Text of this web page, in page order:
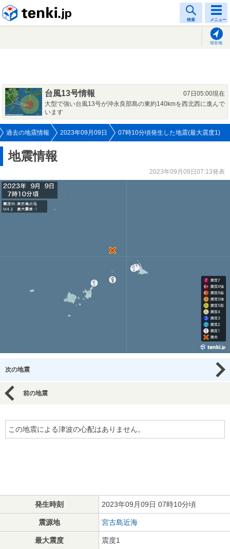
検索 メニュー
現在地
台風13号情報
07日05:00現在
大型で強い台風13号が沖永良部島の東約140kmを西北西に進んで
います
過去の地震情報 2023年09月09日 07時10分頃発生した地震(最大震度1)
地震情報
2023年09月09日07:13発表
次の地震
前の地震
この地震による津波の心配はありません。
発生時刻 2023年09月09日 07時10分頃
震源地 宮古島近海
最大震度 震度1